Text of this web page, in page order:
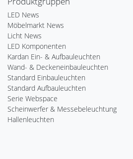
LED News
Möbelmarkt News
Licht News
LED Komponenten
Kardan Ein- & Aufbauleuchten
Wand- & Deckeneinbauleuchten
Standard Einbauleuchten
Standard Aufbauleuchten
Serie Webspace
Scheinwerfer & Messebeleuchtung
Hallenleuchten